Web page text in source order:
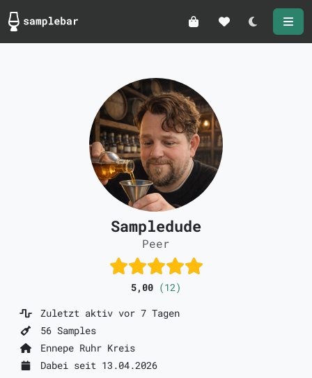
Darkmode
Sampledude
Peer
5,00 (12)
Zuletzt aktiv vor 7 Tagen
56 Samples
Ennepe Ruhr Kreis
Dabei seit 13.04.2026